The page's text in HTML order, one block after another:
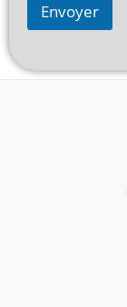
Envoyer